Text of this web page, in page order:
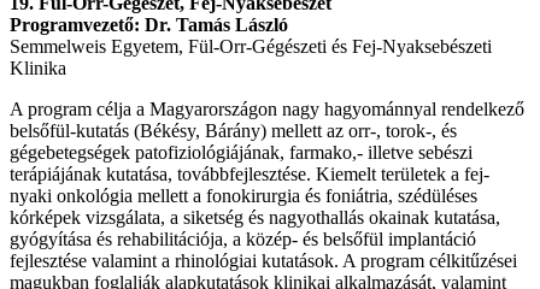
Programvezető: Dr. Tamás László
Semmelweis Egyetem, Fül-Orr-Gégészeti és Fej-Nyaksebészeti
Klinika
A program célja a Magyarországon nagy hagyománnyal rendelkező
belsőfül-kutatás (Békésy, Bárány) mellett az orr-, torok-, és
gégebetegségek patofiziológiájának, farmako,- illetve sebészi
terápiájának kutatása, továbbfejlesztése. Kiemelt területek a fej-
nyaki onkológia mellett a fonokirurgia és foniátria, szédüléses
kórképek vizsgálata, a siketség és nagyothallás okainak kutatása,
gyógyítása és rehabilitációja, a közép- és belsőfül implantáció
fejlesztése valamint a rhinológiai kutatások. A program célkitűzései
magukban foglalják alapkutatások klinikai alkalmazását, valamint